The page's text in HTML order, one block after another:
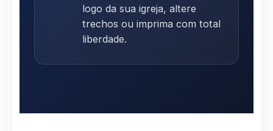
logo da sua igreja, altere
trechos ou imprima com total
liberdade.